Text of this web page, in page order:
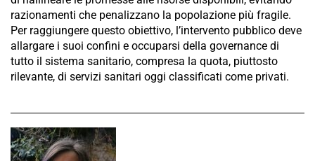
razionamenti che penalizzano la popolazione più fragile.
Per raggiungere questo obiettivo, l’intervento pubblico deve
allargare i suoi confini e occuparsi della governance di
tutto il sistema sanitario, compresa la quota, piuttosto
rilevante, di servizi sanitari oggi classificati come privati.